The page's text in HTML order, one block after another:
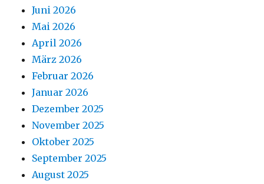
Juni 2026
Mai 2026
April 2026
März 2026
Februar 2026
Januar 2026
Dezember 2025
November 2025
Oktober 2025
September 2025
August 2025